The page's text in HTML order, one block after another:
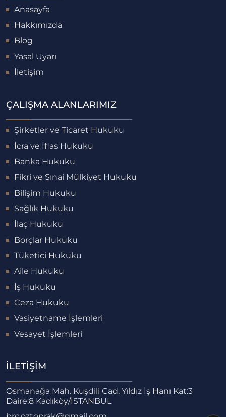
Anasayfa
Hakkımızda
Blog
Yasal Uyarı
İletişim
ÇALIŞMA ALANLARIMIZ
Şirketler ve Ticaret Hukuku
İcra ve İflas Hukuku
Banka Hukuku
Fikri ve Sınai Mülkiyet Hukuku
Bilişim Hukuku
Sağlık Hukuku
İlaç Hukuku
Borçlar Hukuku
Tüketici Hukuku
Aile Hukuku
İş Hukuku
Ceza Hukuku
Vasiyetname İşlemleri
Vesayet İşlemleri
İLETIŞIM
Osmanağa Mah. Kuşdili Cad. Yıldız İş Hanı Kat:3
Daire:8 Kadıköy/İSTANBUL